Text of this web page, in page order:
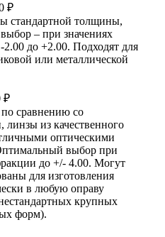
₽
стандартной толщины,
– при значениях
до +2.00. Подходят для
или металлической
₽
сравнению со
линзы из качественного
оптическими
выбор при
до +/- 4.00. Могут
для изготовления
в любую оправу
крупных
форм).